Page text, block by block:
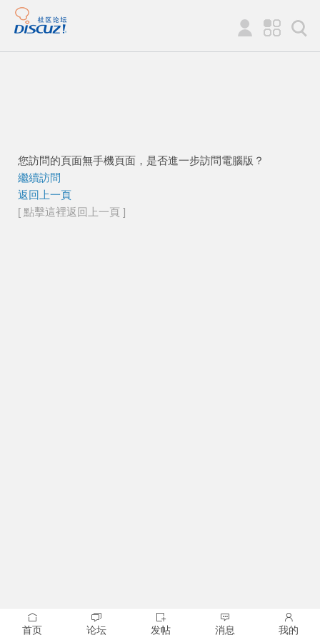
您訪問的頁面無手機頁面，是否進一步訪問電腦版？
繼續訪問
返回上一頁
[ 點擊這裡返回上一頁 ]
首页 论坛 发帖 消息 我的